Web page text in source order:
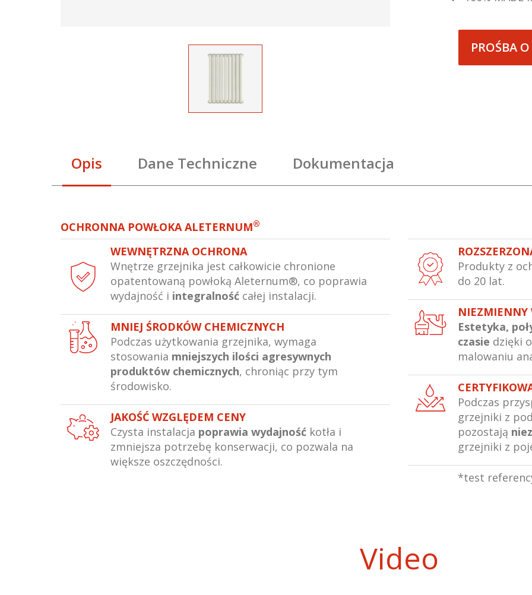
PROŚBA
Opis Dane Techniczne Dokumentacja
OCHRONNA POWŁOKA ALETERNUM®
WEWNĘTRZNA OCHRONA
Wnętrze grzejnika jest całkowicie chronione
opatentowaną powłoką Aleternum®, co poprawia
wydajność i integralność całej instalacji.
MNIEJ ŚRODKÓW CHEMICZNYCH
Podczas użytkowania grzejnika, wymaga
stosowania mniejszych ilości agresywnych
produktów chemicznych, chroniąc przy tym
środowisko.
JAKOŚĆ WZGLĘDEM CENY
Czysta instalacja poprawia wydajność kotła i
zmniejsza potrzebę konserwacji, co pozwala na
większe oszczędności.
Produkty z
do 20 lat.
NIEZMIENNY
Estetyka,
czasie dzięki
malowaniu
Podczas
grzejniki z
pozostają
grzejniki z
*test
Video